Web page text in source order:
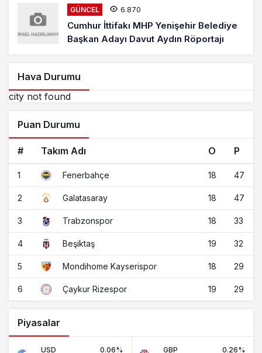
GÜNCEL 6.870
Cumhur İttifakı MHP Yenişehir Belediye
Başkan Adayı Davut Aydın Röportajı
Hava Durumu
city not found
Puan Durumu
# Takım Adı O P
1 Fenerbahçe 18 47
2 Galatasaray 18 47
3 Trabzonspor 18 33
4 Beşiktaş 19 32
5 Mondihome Kayserispor 18 29
6 Çaykur Rizespor 19 29
Piyasalar
USD 0.06% GBP 0.26%